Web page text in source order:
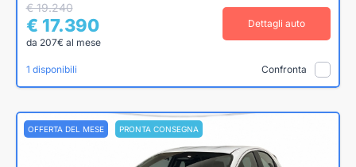
€ 19.240
€ 17.390
da 207€ al mese
Dettagli auto
1 disponibili Confronta
OFFERTA DEL MESE PRONTA CONSEGNA